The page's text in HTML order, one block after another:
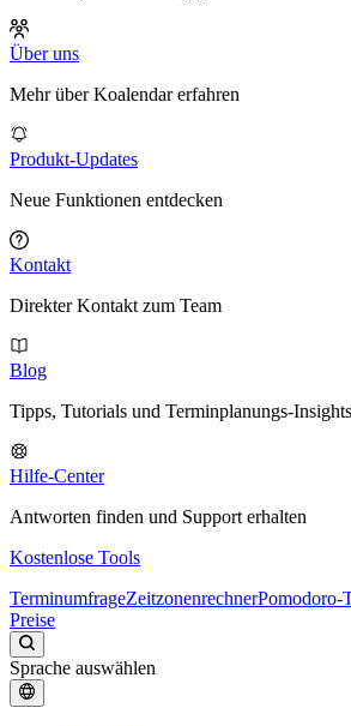
Über uns
Mehr über Koalendar erfahren
Produkt-Updates
Neue Funktionen entdecken
Kontakt
Direkter Kontakt zum Team
Blog
Tipps, Tutorials und Terminplanungs-Insights
Hilfe-Center
Antworten finden und Support erhalten
Kostenlose Tools
TerminumfrageZeitzonenrechnerPomodoro-
Preise
Sprache auswählen